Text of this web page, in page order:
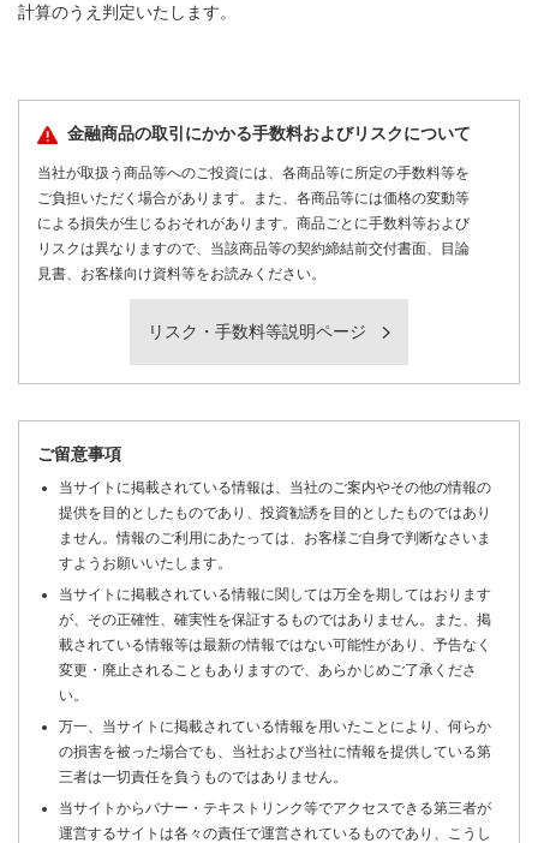
計算のうえ判定いたします。
金融商品の取引にかかる手数料およびリスクについて
当社が取扱う商品等へのご投資には、各商品等に所定の手数料等を
ご負担いただく場合があります。また、各商品等には価格の変動等
による損失が生じるおそれがあります。商品ごとに手数料等および
リスクは異なりますので、当該商品等の契約締結前交付書面、目論
見書、お客様向け資料等をお読みください。
リスク・手数料等説明ページ
ご留意事項
当サイトに掲載されている情報は、当社のご案内やその他の情報の
提供を目的としたものであり、投資勧誘を目的としたものではあり
ません。情報のご利用にあたっては、お客様ご自身で判断なさいま
すようお願いいたします。
当サイトに掲載されている情報に関しては万全を期してはおります
が、その正確性、確実性を保証するものではありません。また、掲
載されている情報等は最新の情報ではない可能性があり、予告なく
変更・廃止されることもありますので、あらかじめご了承くださ
い。
万一、当サイトに掲載されている情報を用いたことにより、何らか
の損害を被った場合でも、当社および当社に情報を提供している第
三者は一切責任を負うものではありません。
当サイトからバナー・テキストリンク等でアクセスできる第三者が
運営するサイトは各々の責任で運営されているものであり、こうし